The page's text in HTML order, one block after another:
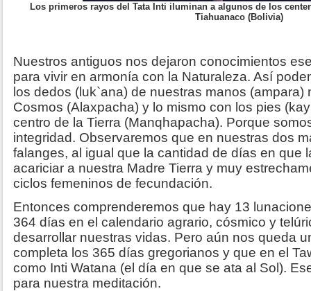
Los primeros rayos del Tata Inti iluminan a algunos de los
Tiahuanaco (Bolivia)
Nuestros antiguos nos dejaron conocimientos
para vivir en armonía con la Naturaleza. Así
los dedos (luk`ana) de nuestras manos (ampara)
Cosmos (Alaxpacha) y lo mismo con los pies
centro de la Tierra (Manqhapacha). Porque
integridad. Observaremos que en nuestras dos
falanges, al igual que la cantidad de días en que
acariciar a nuestra Madre Tierra y muy
ciclos femeninos de fecundación.
Entonces comprenderemos que hay 13
364 días en el calendario agrario, cósmico y
desarrollar nuestras vidas. Pero aún nos queda
completa los 365 días gregorianos y que en el
como Inti Watana (el día en que se ata al Sol).
para nuestra meditación.